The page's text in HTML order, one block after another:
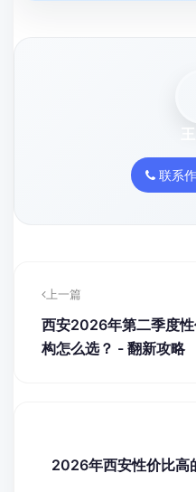
联系
上一篇
西安2026年第二季度
构怎么选？ - 翻新攻略
2026年西安性价比高